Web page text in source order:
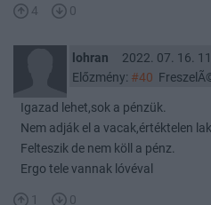
4 0
lohran
2022. 07. 16.
Előzmény: #40
Igazad lehet,sok a pénzük.
Nem adják el a vacak,értéktelen
Felteszik de nem köll a pénz.
Ergo tele vannak lóvéval
1 0